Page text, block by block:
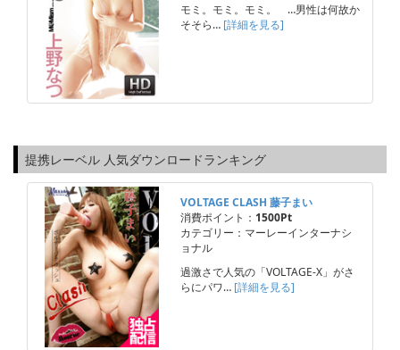
モミ。モミ。モミ。 …男性は何故か
そそら… [詳細を見る]
提携レーベル 人気ダウンロードランキング
VOLTAGE CLASH 藤子まい
消費ポイント： 1500Pt
カテゴリー：マーレーインターナシ
ョナル
過激さで人気の「VOLTAGE-X」がさ
らにパワ… [詳細を見る]